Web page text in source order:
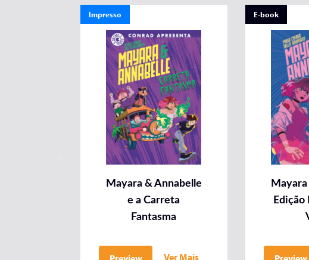
Impresso
Mayara & Annabelle
e a Carreta
Fantasma
Ver Mais
E-book